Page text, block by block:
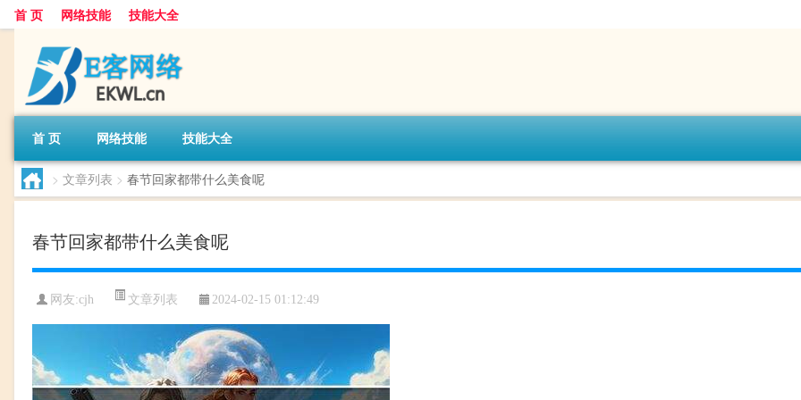
首 页 网络技能 技能大全
首 页 网络技能 技能大全
> 文章列表 > 春节回家都带什么美食呢
春节回家都带什么美食呢
网友:cjh 文章列表 2024-02-15 01:12:49